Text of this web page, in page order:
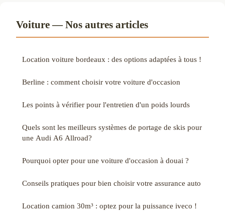
Voiture — Nos autres articles
Location voiture bordeaux : des options adaptées à tous !
Berline : comment choisir votre voiture d'occasion
Les points à vérifier pour l'entretien d'un poids lourds
Quels sont les meilleurs systèmes de portage de skis pour
une Audi A6 Allroad?
Pourquoi opter pour une voiture d'occasion à douai ?
Conseils pratiques pour bien choisir votre assurance auto
Location camion 30m³ : optez pour la puissance iveco !